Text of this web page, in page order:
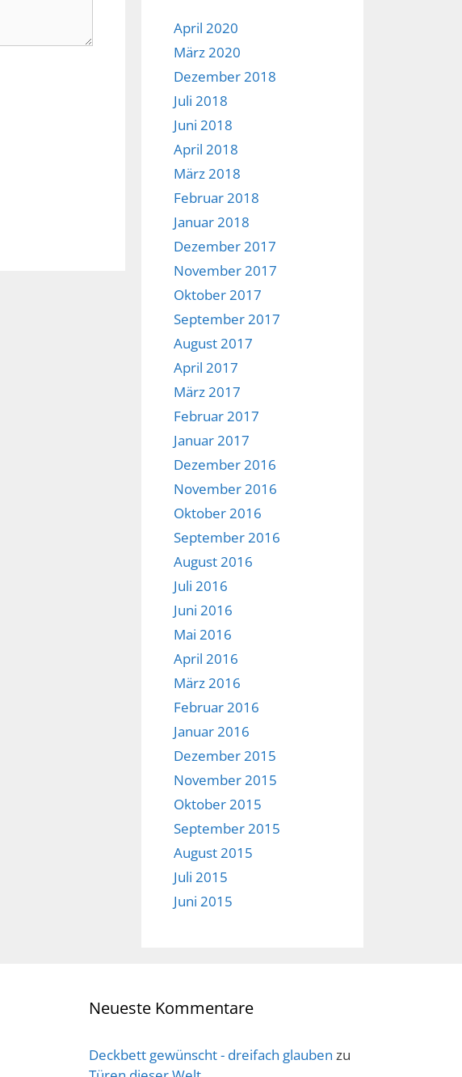
April 2020
März 2020
Dezember 2018
Juli 2018
Juni 2018
April 2018
März 2018
Februar 2018
Januar 2018
Dezember 2017
November 2017
Oktober 2017
September 2017
August 2017
April 2017
März 2017
Februar 2017
Januar 2017
Dezember 2016
November 2016
Oktober 2016
September 2016
August 2016
Juli 2016
Juni 2016
Mai 2016
April 2016
März 2016
Februar 2016
Januar 2016
Dezember 2015
November 2015
Oktober 2015
September 2015
August 2015
Juli 2015
Juni 2015
Neueste Kommentare
Deckbett gewünscht - dreifach glauben zu